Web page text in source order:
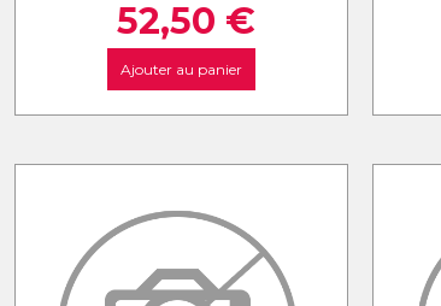
52,50 €
Ajouter au panier